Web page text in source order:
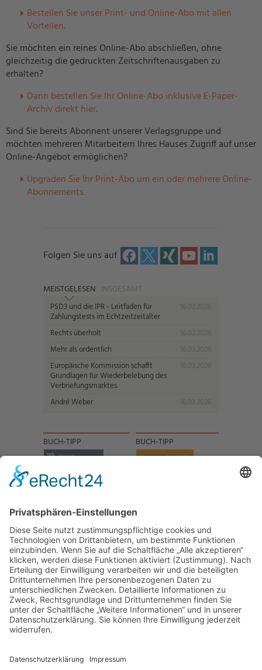
Bestellen Sie unser Print- und Online-Abo mit allen
Vorteilen.
Sie möchten ein reines Online-Abo abschließen, ohne
gleichzeitig die gedruckten Zeitschriftenausgaben zu
erhalten?
Dann bestellen Sie Ihr Online-Abo inklusive E-Paper-
Archiv direkt hier.
Sind Sie bereits Abonnent unserer Verlagsgruppe und
möchten mehreren Mitarbeitern Ihres Hauses Zugriff auf unser
Online-Angebot ermöglichen?
Upgraden Sie Ihr Print-Abo um ein oder mehrere Online-
Abonnements.
Folgen Sie uns auf
MEISTGELESEN INSGESAMT
PSD3 und die IPR - Leitfaden für
Zahlungstests im Echtzeitzeitalter
Rechts überholt
Mehr als ordentlich
Europäische Kommission schafft
Grundlagen für Wiederbelebung des
Verbriefungsmarktes
André Weber
BUCH-TIPP BUCH-TIPP
NACH OBEN